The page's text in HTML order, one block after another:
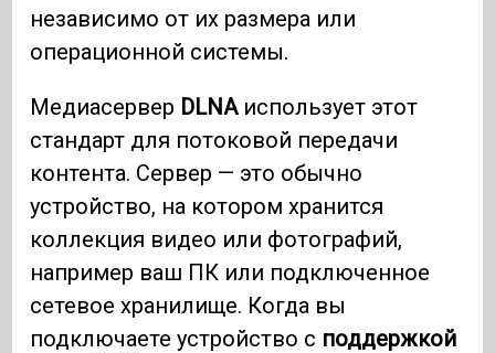
независимо от их размера или
операционной системы.
Медиасервер DLNAиспользует этот
стандарт для потоковой передачи
контента. Сервер — это обычно
устройство, на котором хранится
коллекция видео или фотографий,
например ваш ПК или подключенное
сетевое хранилище. Когда вы
подключаете устройство с поддержкой